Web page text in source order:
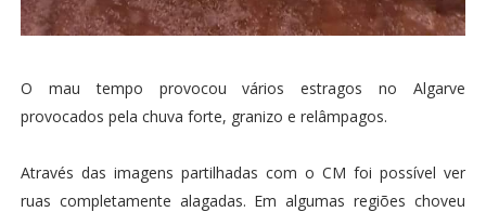
O mau tempo provocou vários estragos no Algarve
provocados pela chuva forte, granizo e relâmpagos.
Através das imagens partilhadas com o CM foi possível ver
ruas completamente alagadas. Em algumas regiões choveu